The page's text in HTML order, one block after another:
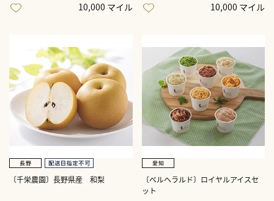
10,000 マイル 10,000 マイル
〔千栄農園〕長野県産 和梨
〔ベルヘラルド〕ロイヤルアイスセ
ット